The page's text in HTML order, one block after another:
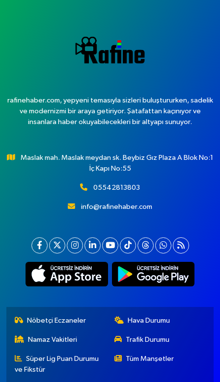
rafinehaber.com, yepyeni temasıyla sizleri buluştururken, sadelik
ve modernizmi bir araya getiriyor. Şatafattan kaçınıyor ve
insanlara haber okuyabilecekleri bir altyapı sunuyor.
Maslak mah. Maslak meydan sk. Beybiz Gız Plaza A Blok No:1
İç Kapı No:55
05542813803
info@rafinehaber.com
Nöbetçi Eczaneler Hava Durumu
Namaz Vakitleri Trafik Durumu
Süper Lig Puan Durumu
ve Fikstür
Tüm Manşetler